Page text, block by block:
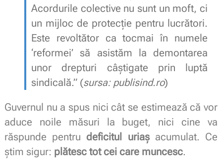
Acordurile colective nu sunt un moft, ci
un mijloc de protecție pentru lucrători.
Este revoltător ca tocmai în numele
‘reformei’ să asistăm la demontarea
unor drepturi câștigate prin luptă
sindicală.” (sursa: publisind.ro)
Guvernul nu a spus nici cât se estimează că vor
aduce noile măsuri la buget, nici cine va
răspunde pentru deficitul uriașacumulat. Ce
știm sigur: plătesc tot cei care muncesc.